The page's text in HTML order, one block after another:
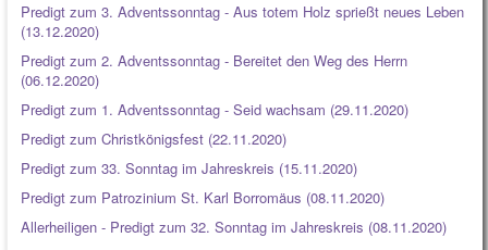
Predigt zum 3. Adventssonntag - Aus totem Holz sprießt neues Leben
(13.12.2020)
Predigt zum 2. Adventssonntag - Bereitet den Weg des Herrn
(06.12.2020)
Predigt zum 1. Adventssonntag - Seid wachsam (29.11.2020)
Predigt zum Christkönigsfest (22.11.2020)
Predigt zum 33. Sonntag im Jahreskreis (15.11.2020)
Predigt zum Patrozinium St. Karl Borromäus (08.11.2020)
Allerheiligen - Predigt zum 32. Sonntag im Jahreskreis (08.11.2020)